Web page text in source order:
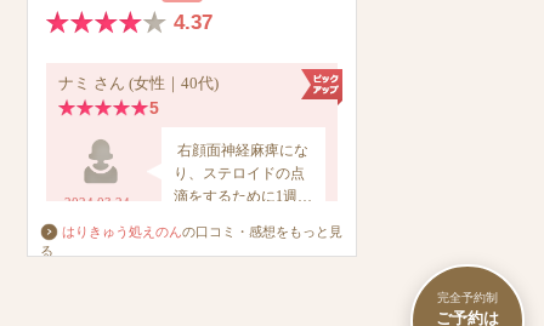
はりきゅう処えのんの口コミ・感想をもっと見
る
完全予約制